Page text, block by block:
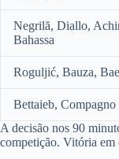
Negrilă, Diallo,
Bahassa
Roguljić, Bauza,
Bettaieb, Compagno
A decisão nos 90
competição. Vitória em